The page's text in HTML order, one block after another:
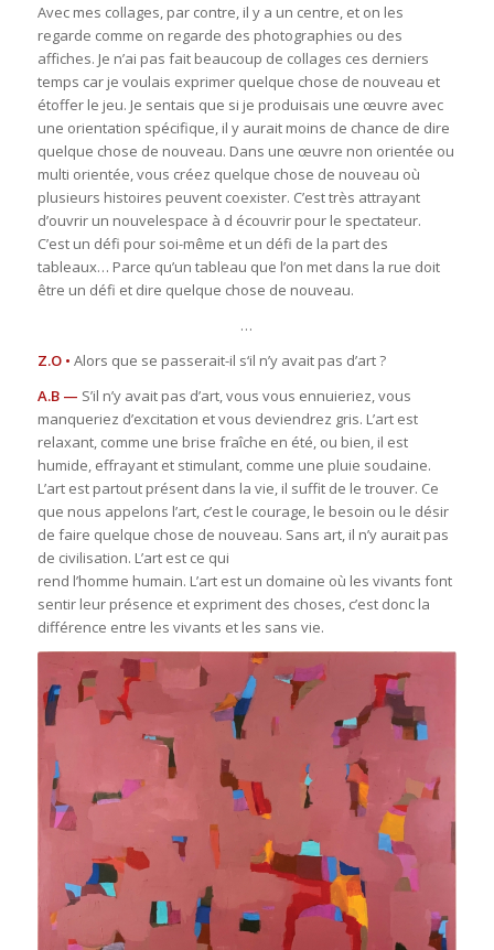
Avec mes collages, par contre, il y a un centre, et on les
regarde comme on regarde des photographies ou des
affiches. Je n’ai pas fait beaucoup de collages ces derniers
temps car je voulais exprimer quelque chose de nouveau et
étoffer le jeu. Je sentais que si je produisais une œuvre avec
une orientation spécifique, il y aurait moins de chance de dire
quelque chose de nouveau. Dans une œuvre non orientée ou
multi orientée, vous créez quelque chose de nouveau où
plusieurs histoires peuvent coexister. C’est très attrayant
d’ouvrir un nouvelespace à d écouvrir pour le spectateur.
C’est un défi pour soi-même et un défi de la part des
tableaux… Parce qu’un tableau que l’on met dans la rue doit
être un défi et dire quelque chose de nouveau.
…
Z.O • Alors que se passerait-il s‘il n’y avait pas d’art ?
A.B — S’il n’y avait pas d’art, vous vous ennuieriez, vous
manqueriez d’excitation et vous deviendrez gris. L’art est
relaxant, comme une brise fraîche en été, ou bien, il est
humide, effrayant et stimulant, comme une pluie soudaine.
L’art est partout présent dans la vie, il suffit de le trouver. Ce
que nous appelons l’art, c’est le courage, le besoin ou le désir
de faire quelque chose de nouveau. Sans art, il n’y aurait pas
de civilisation. L’art est ce qui
rend l’homme humain. L’art est un domaine où les vivants font
sentir leur présence et expriment des choses, c’est donc la
différence entre les vivants et les sans vie.